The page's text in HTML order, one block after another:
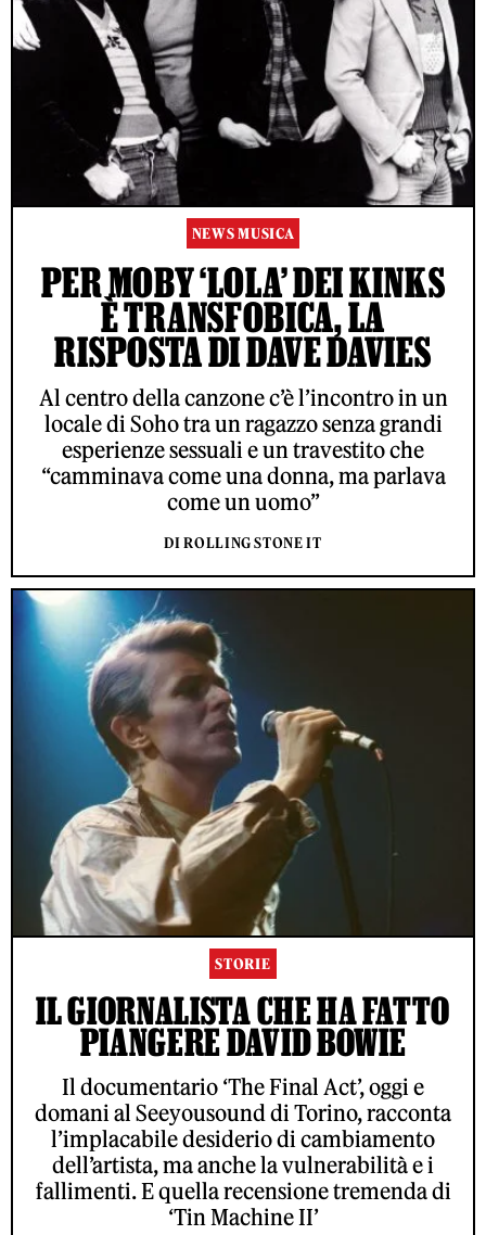
NEWS MUSICA
PER MOBY ‘LOLA’ DEI KINKS
È TRANSFOBICA, LA
RISPOSTA DI DAVE DAVIES
Al centro della canzone c’è l’incontro in un
locale di Soho tra un ragazzo senza grandi
esperienze sessuali e un travestito che
“camminava come una donna, ma parlava
come un uomo”
DI ROLLING STONE IT
STORIE
IL GIORNALISTA CHE HA FATTO
PIANGERE DAVID BOWIE
Il documentario ‘The Final Act’, oggi e
domani al Seeyousound di Torino, racconta
l’implacabile desiderio di cambiamento
dell’artista, ma anche la vulnerabilità e i
fallimenti. E quella recensione tremenda di
‘Tin Machine II’